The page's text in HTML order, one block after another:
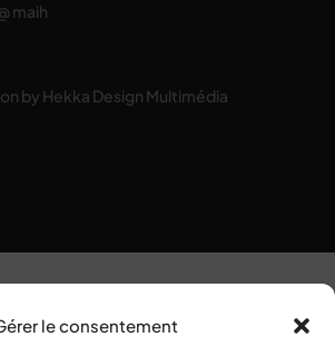
le consentement
maih
by Hekka Design Multimédia